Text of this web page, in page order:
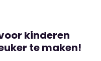
kinderen
te maken!